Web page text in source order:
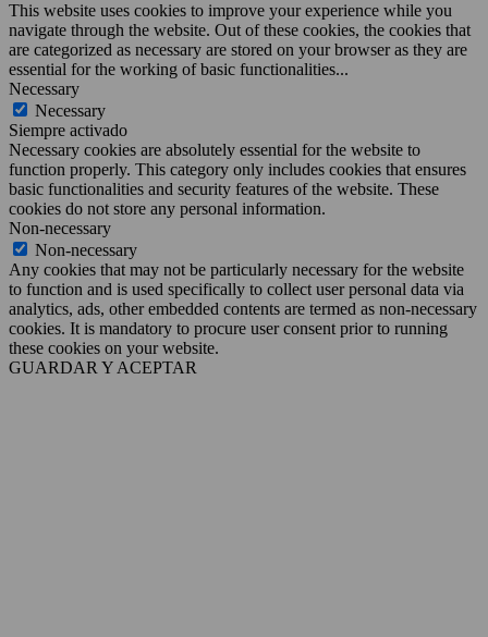
This website uses cookies to improve your experience while you
navigate through the website. Out of these cookies, the cookies that
are categorized as necessary are stored on your browser as they are
essential for the working of basic functionalities...
Necessary
Necessary
Siempre activado
Necessary cookies are absolutely essential for the website to
function properly. This category only includes cookies that ensures
basic functionalities and security features of the website. These
cookies do not store any personal information.
Non-necessary
Non-necessary
Any cookies that may not be particularly necessary for the website
to function and is used specifically to collect user personal data via
analytics, ads, other embedded contents are termed as non-necessary
cookies. It is mandatory to procure user consent prior to running
these cookies on your website.
GUARDAR Y ACEPTAR